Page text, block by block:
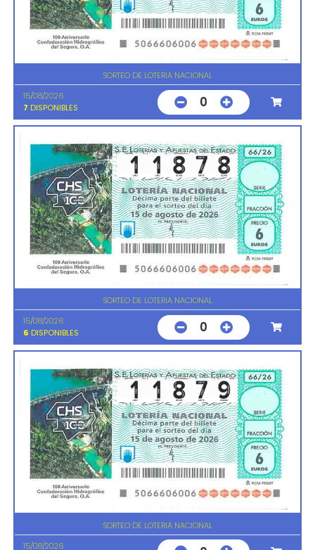
SORTEO DE LOTERIA NACIONAL
15/08/2026
7 DISPONIBLES 0
SORTEO DE LOTERIA NACIONAL
15/08/2026
6 DISPONIBLES 0
SORTEO DE LOTERIA NACIONAL
15/08/2026